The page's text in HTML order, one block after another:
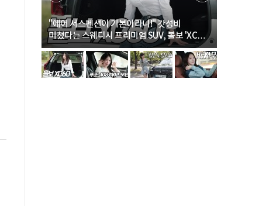
"에어 서스펜션이 기본이라니!" 갓성비
미쳤다는 스웨디시 프리미엄 SUV, 볼보 'XC60
B5 울트라'